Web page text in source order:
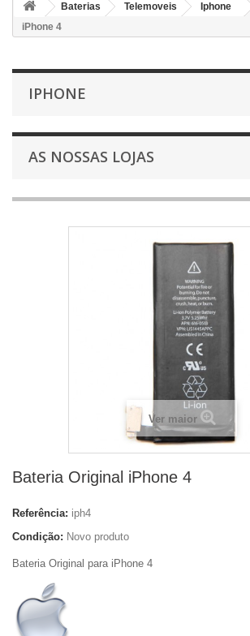
Baterias Telemoveis Iphone
iPhone 4
IPHONE
AS NOSSAS LOJAS
Ver maior
Bateria Original iPhone 4
Referência: iph4
Condição: Novo produto
Bateria Original para iPhone 4